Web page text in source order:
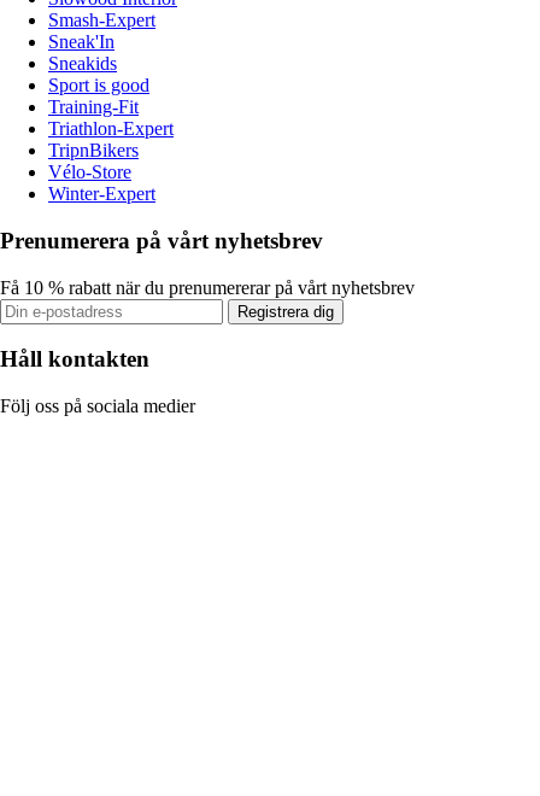
Smash-Expert
Sneak'In
Sneakids
Sport is good
Training-Fit
Triathlon-Expert
TripnBikers
Vélo-Store
Winter-Expert
Prenumerera på vårt nyhetsbrev
Få 10 % rabatt när du prenumererar på vårt nyhetsbrev
Registrera dig
Håll kontakten
Följ oss på sociala medier